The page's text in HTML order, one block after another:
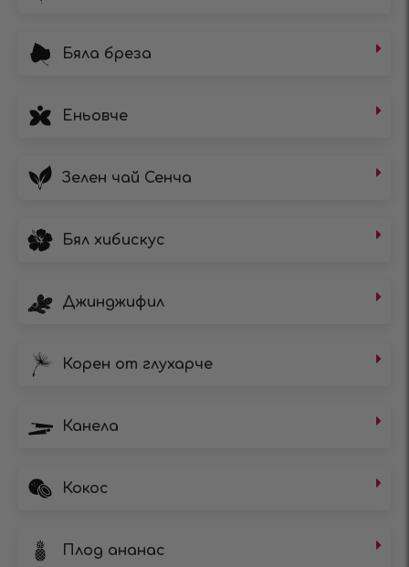
Бяла бреза
Еньовче
Зелен чай Сенча
Бял хибискус
Джинджифил
Корен от глухарче
Канела
Кокос
Плод ананас